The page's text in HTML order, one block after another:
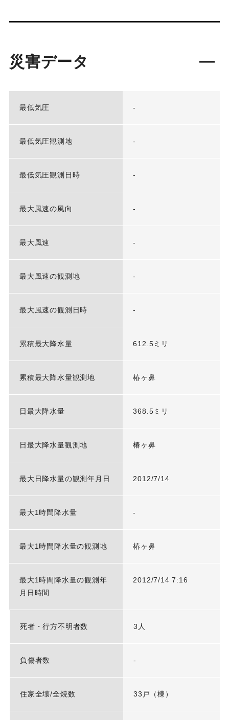
災害データ
最低気圧 -
最低気圧観測地 -
最低気圧観測日時 -
最大風速の風向 -
最大風速 -
最大風速の観測地 -
最大風速の観測日時 -
累積最大降水量 612.5ミリ
累積最大降水量観測地 椿ヶ鼻
日最大降水量 368.5ミリ
日最大降水量観測地 椿ヶ鼻
最大日降水量の観測年月日 2012/7/14
最大1時間降水量 -
最大1時間降水量の観測地 椿ヶ鼻
最大1時間降水量の観測年
月日時間
2012/7/14 7:16
死者・行方不明者数 3人
負傷者数 -
住家全壊/全焼数 33戸（棟）